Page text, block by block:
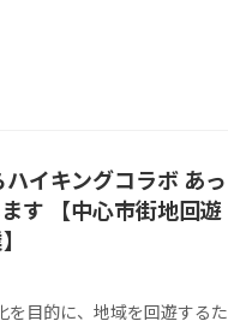
イキングコラボ あっ
す 【中心市街地回遊
目的に、地域を回遊するた